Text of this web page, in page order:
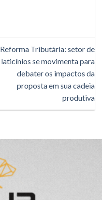
Reforma Tributária: setor de
laticínios se movimenta para
debater os impactos da
proposta em sua cadeia
produtiva